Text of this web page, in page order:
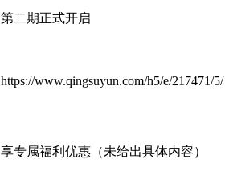
第二期正式开启
https://www.qingsuyun.com/h5/e/217471/5/
享专属福利优惠（未给出具体内容）